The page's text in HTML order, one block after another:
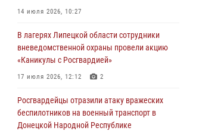
Росгвардия обеспечила безопасность
Липецке
03 августа 2026, 13:43 1
Росгвардейцы обеспечили безопасность
03 августа 2026, 13:41 1
Росгвардия противодействует БПЛА ВСУ на
14 июля 2026, 10:27
В лагерях Липецкой области сотрудники
вневедомственной охраны провели акцию
«Каникулы с Росгвардией»
17 июля 2026, 12:12 2
Росгвардейцы отразили атаку вражеских
беспилотников на военный транспорт в
Донецкой Народной Республике